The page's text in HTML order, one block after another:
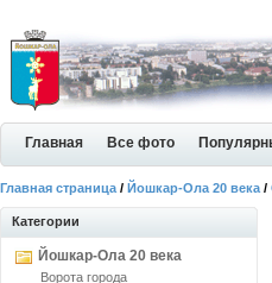
Главная Все фото
Главная страница / Йошкар-Ола 20 века /
Категории
Йошкар-Ола 20 века
Ворота города